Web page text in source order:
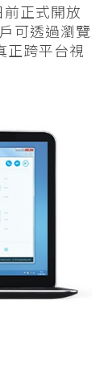
前正式開放
可透過瀏覽
正跨平台視